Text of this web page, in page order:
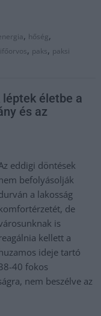
, hőség,
, paks, paksi
életbe a
és az
eddigi döntések
befolyásolják
a lakosság
de
is
kellett a
ideje tartó
40 fokos
nem beszélve az